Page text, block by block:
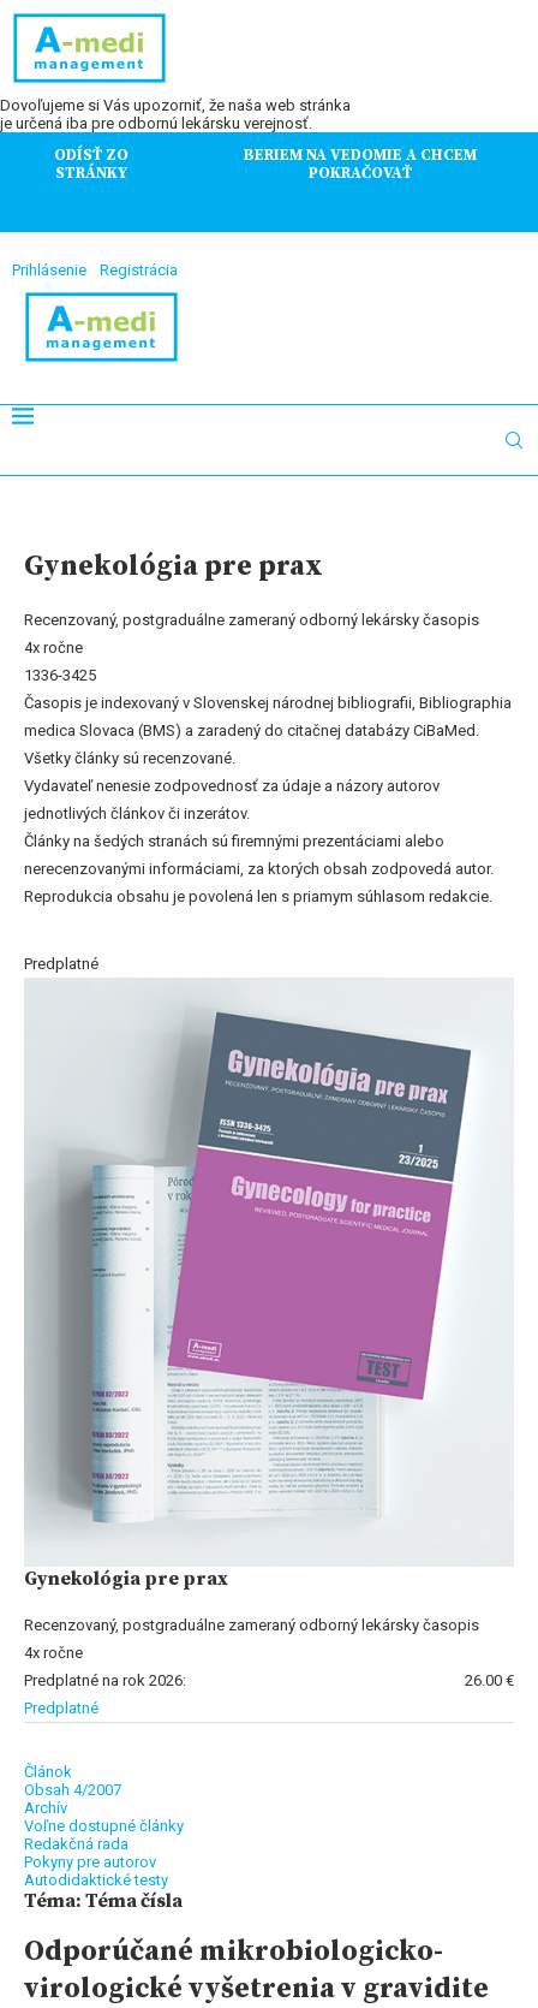
Dovoľujeme si Vás upozorniť, že naša web stránka
je určená iba pre odbornú lekársku verejnosť.
ODÍSŤ ZO
STRÁNKY
BERIEM NA VEDOMIE A CHCEM
POKRAČOVAŤ
Prihlásenie Registrácia
Gynekológia pre prax
Recenzovaný, postgraduálne zameraný odborný lekársky časopis
4x ročne
1336-3425
Časopis je indexovaný v Slovenskej národnej bibliografii, Bibliographia
medica Slovaca (BMS) a zaradený do citačnej databázy CiBaMed.
Všetky články sú recenzované.
Vydavateľ nenesie zodpovednosť za údaje a názory autorov
jednotlivých článkov či inzerátov.
Články na šedých stranách sú firemnými prezentáciami alebo
nerecenzovanými informáciami, za ktorých obsah zodpovedá autor.
Reprodukcia obsahu je povolená len s priamym súhlasom redakcie.
Predplatné
Gynekológia pre prax
Recenzovaný, postgraduálne zameraný odborný lekársky časopis
4x ročne
Predplatné na rok 2026:
26.00 €
Predplatné
Článok
Obsah 4/2007
Archív
Voľne dostupné články
Redakčná rada
Pokyny pre autorov
Autodidaktické testy
Téma: Téma čísla
Odporúčané mikrobiologicko-
virologické vyšetrenia v gravidite